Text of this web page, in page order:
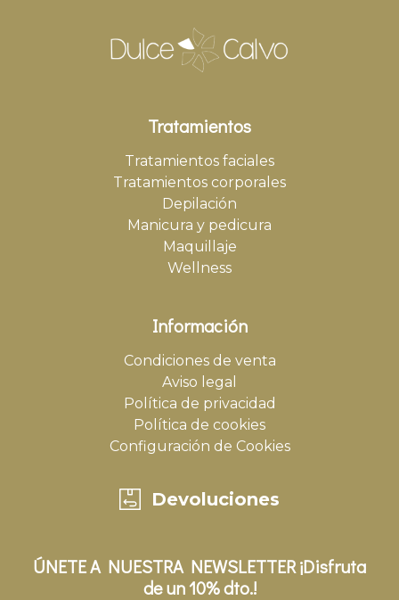
Tratamientos
Tratamientos faciales
Tratamientos corporales
Depilación
Manicura y pedicura
Maquillaje
Wellness
Información
Condiciones de venta
Aviso legal
Política de privacidad
Política de cookies
Configuración de Cookies
Devoluciones
ÚNETE A NUESTRA NEWSLETTER ¡Disfruta
de un 10% dto.!